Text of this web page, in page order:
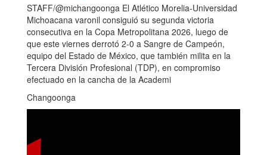
STAFF/@michangoonga El Atlético Morelia-Universidad
Michoacana varonil consiguió su segunda victoria
consecutiva en la Copa Metropolitana 2026, luego de
que este viernes derrotó 2-0 a Sangre de Campeón,
equipo del Estado de México, que también milita en la
Tercera División Profesional (TDP), en compromiso
efectuado en la cancha de la Academi
Changoonga